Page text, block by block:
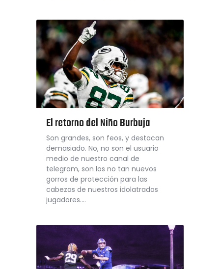
El retorno del Niño Burbuja
Son grandes, son feos, y destacan
demasiado. No, no son el usuario
medio de nuestro canal de
telegram, son los no tan nuevos
gorros de protección para las
cabezas de nuestros idolatrados
jugadores….